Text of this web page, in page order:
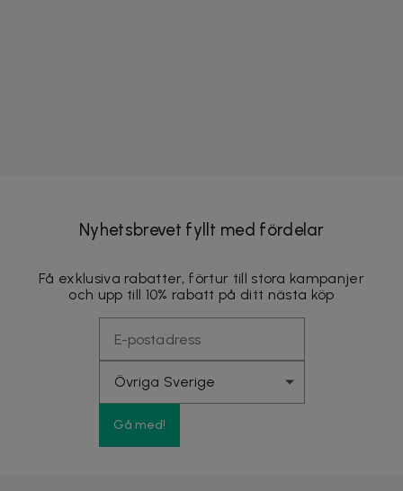
Nyhetsbrevet fyllt med fördelar
Få exklusiva rabatter, förtur till stora kampanjer
och upp till 10% rabatt på ditt nästa köp
Gå med!